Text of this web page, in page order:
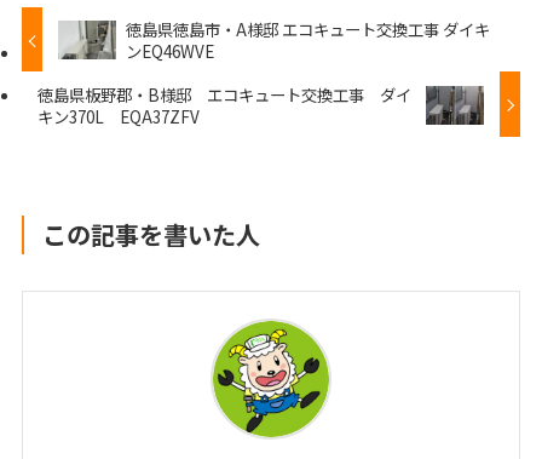
徳島県徳島市・A様邸 エコキュート交換工事 ダイキ
ンEQ46WVE
徳島県板野郡・B様邸 エコキュート交換工事 ダイ
キン370L EQA37ZFV
この記事を書いた人